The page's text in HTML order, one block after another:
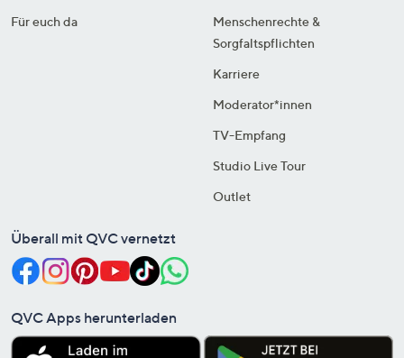
Für euch da
Menschenrechte &
Sorgfaltspflichten
Karriere
Moderator*innen
TV-Empfang
Studio Live Tour
Outlet
Überall mit QVC vernetzt
QVC Apps herunterladen